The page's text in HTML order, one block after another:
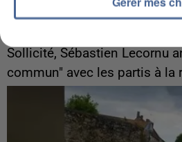
Gabriel Attal et Raphaël
Sollicité, Sébastien Lecornu
commun" avec les partis à la